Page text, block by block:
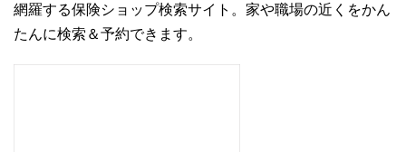
網羅する保険ショップ検索サイト。家や職場の近くをかん
たんに検索＆予約できます。